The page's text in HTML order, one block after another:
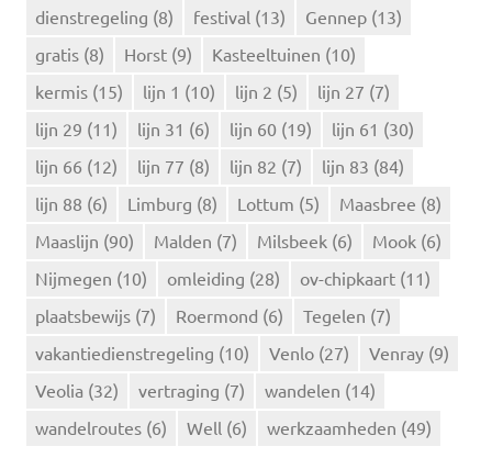
dienstregeling (8) festival (13) Gennep (13)
gratis (8) Horst (9) Kasteeltuinen (10)
kermis (15) lijn 1 (10) lijn 2 (5) lijn 27 (7)
lijn 29 (11) lijn 31 (6) lijn 60 (19) lijn 61 (30)
lijn 66 (12) lijn 77 (8) lijn 82 (7) lijn 83 (84)
lijn 88 (6) Limburg (8) Lottum (5) Maasbree (8)
Maaslijn (90) Malden (7) Milsbeek (6) Mook (6)
Nijmegen (10) omleiding (28) ov-chipkaart (11)
plaatsbewijs (7) Roermond (6) Tegelen (7)
vakantiedienstregeling (10) Venlo (27) Venray (9)
Veolia (32) vertraging (7) wandelen (14)
wandelroutes (6) Well (6) werkzaamheden (49)